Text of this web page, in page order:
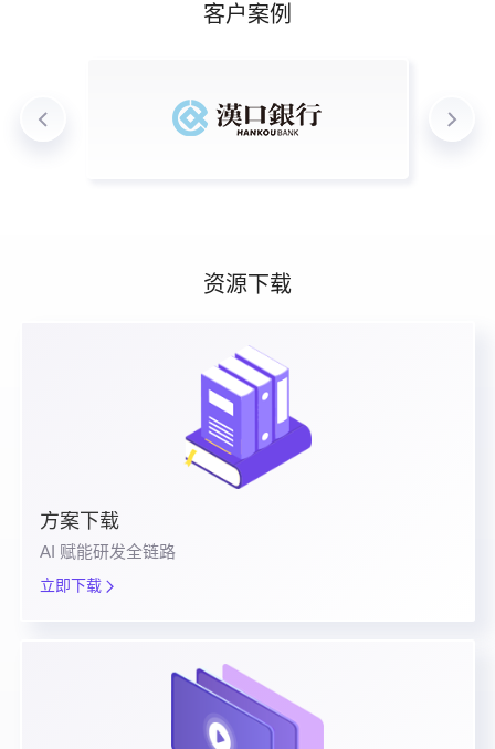
客户案例
资源下载
方案下载
AI 赋能研发全链路
立即下载